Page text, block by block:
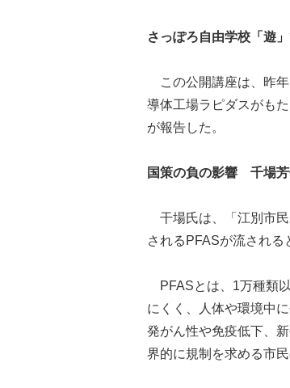
さっぽろ自由学校「遊
この公開講座は、昨
導体工場ラピダスがも
が報告した。
国策の負の影響 千場
干場氏は、「江別市民
されるPFASが流される
PFASとは、1万種類
にくく、人体や環境中
発がん性や免疫低下、
界的に規制を求める市